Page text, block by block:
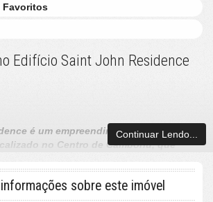
Favoritos
Edifício Saint John Residence
é um empreendimento
no Centro de Camboriú, que
para quem busca morar bem ou
Próximo a comércios,
Continuar Lendo...
sobre este imóvel